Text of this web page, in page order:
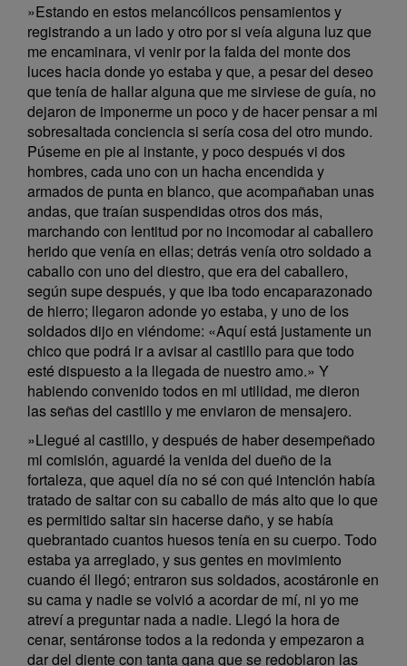
»Estando en estos melancólicos pensamientos y
registrando a un lado y otro por si veía alguna luz que
me encaminara, vi venir por la falda del monte dos
luces hacia donde yo estaba y que, a pesar del deseo
que tenía de hallar alguna que me sirviese de guía, no
dejaron de imponerme un poco y de hacer pensar a mi
sobresaltada conciencia si sería cosa del otro mundo.
Púseme en pie al instante, y poco después vi dos
hombres, cada uno con un hacha encendida y
armados de punta en blanco, que acompañaban unas
andas, que traían suspendidas otros dos más,
marchando con lentitud por no incomodar al caballero
herido que venía en ellas; detrás venía otro soldado a
caballo con uno del diestro, que era del caballero,
según supe después, y que iba todo encaparazonado
de hierro; llegaron adonde yo estaba, y uno de los
soldados dijo en viéndome: «Aquí está justamente un
chico que podrá ir a avisar al castillo para que todo
esté dispuesto a la llegada de nuestro amo.» Y
habiendo convenido todos en mi utilidad, me dieron
las señas del castillo y me enviaron de mensajero.
»Llegué al castillo, y después de haber desempeñado
mi comisión, aguardé la venida del dueño de la
fortaleza, que aquel día no sé con qué intención había
tratado de saltar con su caballo de más alto que lo que
es permitido saltar sin hacerse daño, y se había
quebrantado cuantos huesos tenía en su cuerpo. Todo
estaba ya arreglado, y sus gentes en movimiento
cuando él llegó; entraron sus soldados, acostáronle en
su cama y nadie se volvió a acordar de mí, ni yo me
atreví a preguntar nada a nadie. Llegó la hora de
cenar, sentáronse todos a la redonda y empezaron a
dar del diente con tanta gana que se redoblaron las